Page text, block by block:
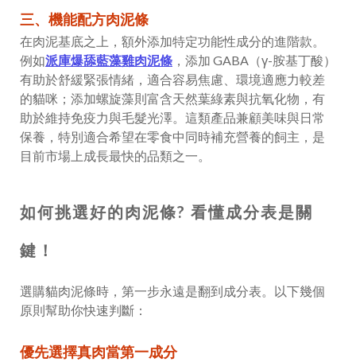
三、機能配方肉泥條
在肉泥基底之上，額外添加特定功能性成分的進階款。
例如派庫爆舔藍藻雞肉泥條 ，添加 GABA（γ-胺基丁酸）
有助於舒緩緊張情緒，適合容易焦慮、環境適應力較差
的貓咪；添加螺旋藻則富含天然葉綠素與抗氧化物，有
助於維持免疫力與毛髮光澤。這類產品兼顧美味與日常
保養，特別適合希望在零食中同時補充營養的飼主，是
目前市場上成長最快的品類之一。
如何挑選好的肉泥條? 看懂成分表是關
鍵！
選購貓肉泥條時，第一步永遠是翻到成分表。以下幾個
原則幫助你快速判斷：
優先選擇真肉當第一成分